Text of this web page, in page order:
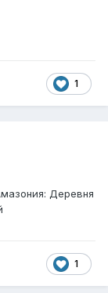
1
Деревня
1